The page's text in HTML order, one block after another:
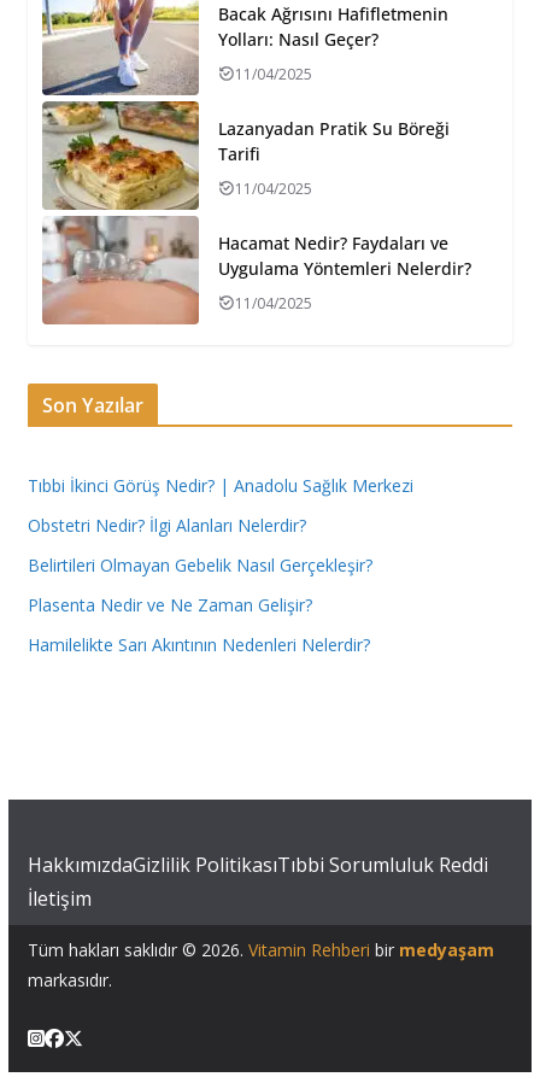
Bacak Ağrısını Hafifletmenin
Yolları: Nasıl Geçer?
11/04/2025
Lazanyadan Pratik Su Böreği
Tarifi
11/04/2025
Hacamat Nedir? Faydaları ve
Uygulama Yöntemleri Nelerdir?
11/04/2025
Son Yazılar
Tıbbi İkinci Görüş Nedir? | Anadolu Sağlık Merkezi
Obstetri Nedir? İlgi Alanları Nelerdir?
Belirtileri Olmayan Gebelik Nasıl Gerçekleşir?
Plasenta Nedir ve Ne Zaman Gelişir?
Hamilelikte Sarı Akıntının Nedenleri Nelerdir?
HakkımızdaGizlilik PolitikasıTıbbi Sorumluluk Reddi
İletişim
Tüm hakları saklıdır © 2026. Vitamin Rehberi bir medyaşam
markasıdır.